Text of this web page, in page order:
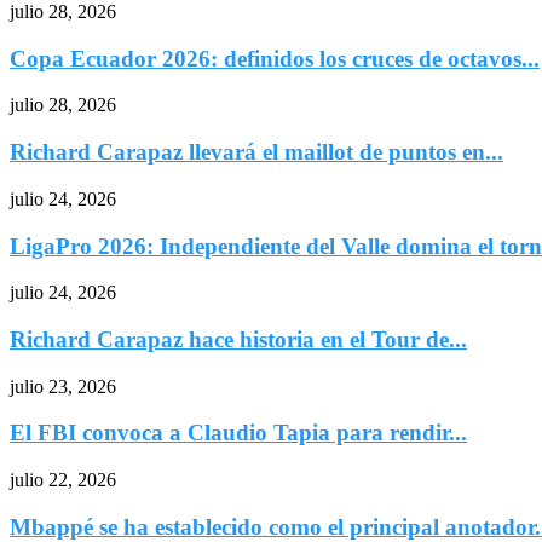
julio 28, 2026
Copa Ecuador 2026: definidos los cruces de octavos...
julio 28, 2026
Richard Carapaz llevará el maillot de puntos en...
julio 24, 2026
LigaPro 2026: Independiente del Valle domina el
julio 24, 2026
Richard Carapaz hace historia en el Tour de...
julio 23, 2026
El FBI convoca a Claudio Tapia para rendir...
julio 22, 2026
Mbappé se ha establecido como el principal